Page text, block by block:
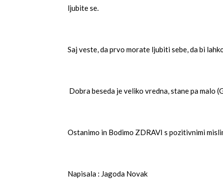
ljubite se.
Saj veste, da prvo morate ljubiti sebe, da bi
Dobra beseda je veliko vredna, stane pa malo
Ostanimo in Bodimo ZDRAVI s pozitivnimi
Napisala : Jagoda Novak